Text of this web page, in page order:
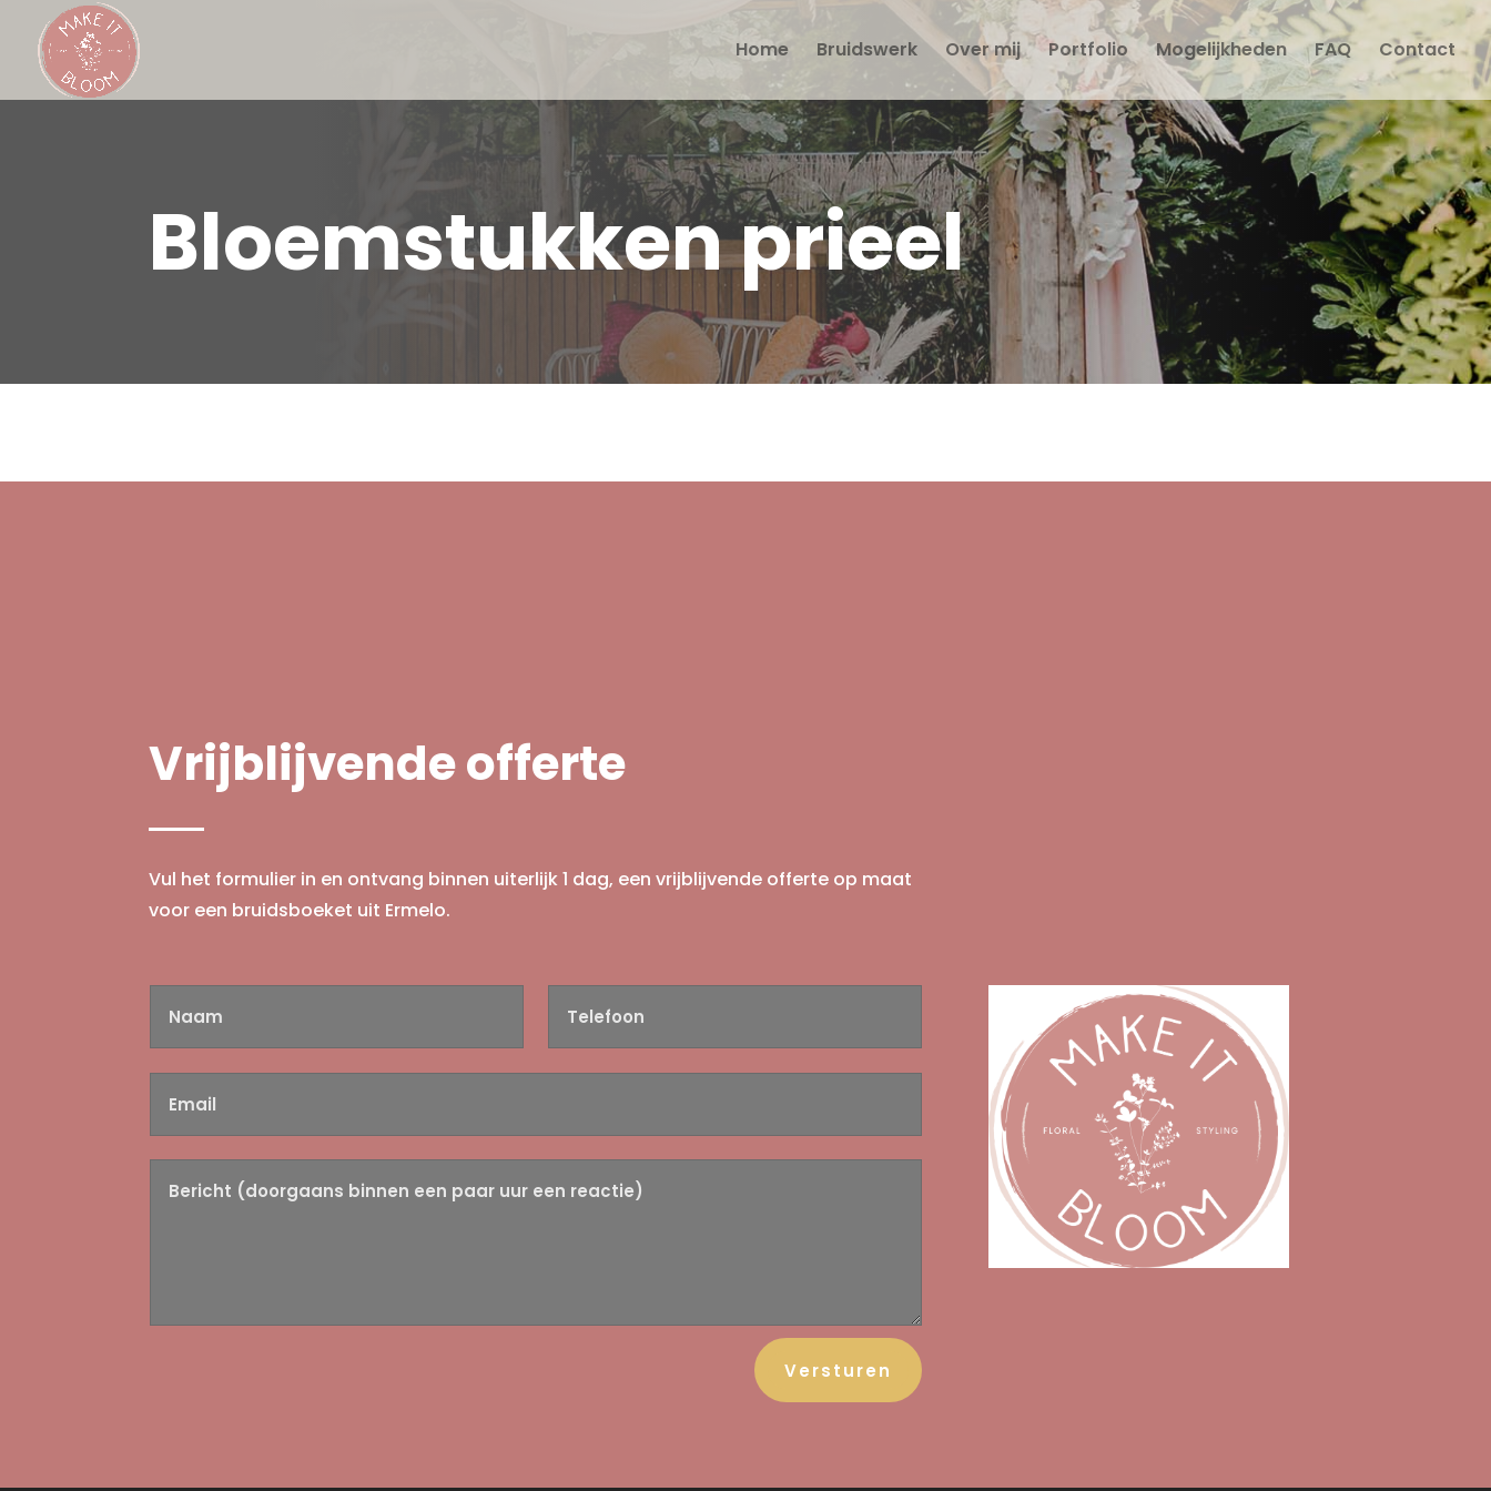
Home Bruidswerk Over mij Portfolio Mogelijkheden FAQ Contact
Bloemstukken prieel
Vrijblijvende offerte
Vul het formulier in en ontvang binnen uiterlijk 1 dag, een vrijblijvende offerte op maat
voor een bruidsboeket uit Ermelo.
Versturen